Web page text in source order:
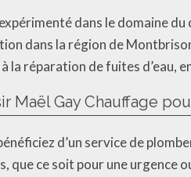
dans le domaine
dans la région de
la réparation de fuites d’eau,
Maël Gay Chauffage
d’un service de
que ce soit pour une urgence